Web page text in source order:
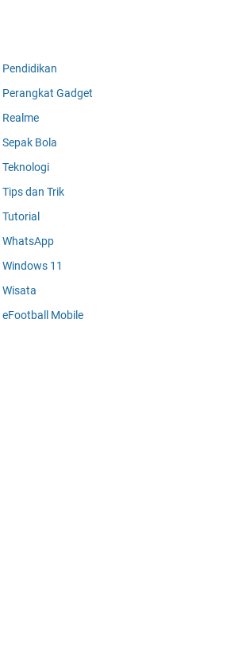
Pendidikan
Perangkat Gadget
Realme
Sepak Bola
Teknologi
Tips dan Trik
Tutorial
WhatsApp
Windows 11
Wisata
eFootball Mobile